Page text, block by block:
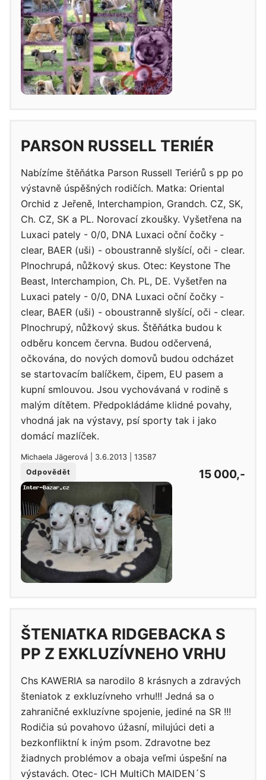
PARSON RUSSELL TERIÉR
Nabízíme štěňátka Parson Russell Teriérů s pp po
výstavně úspěšných rodičích. Matka: Oriental
Orchid z Jeřeně, Interchampion, Grandch. CZ, SK,
Ch. CZ, SK a PL. Norovací zkoušky. Vyšetřena na
Luxaci pately - 0/0, DNA Luxaci oční čočky -
clear, BAER (uši) - oboustranně slyšící, oči - clear.
Plnochrupá, nůžkový skus. Otec: Keystone The
Beast, Interchampion, Ch. PL, DE. Vyšetřen na
Luxaci pately - 0/0, DNA Luxaci oční čočky -
clear, BAER (uši) - oboustranně slyšící, oči - clear.
Plnochrupý, nůžkový skus. Štěňátka budou k
odběru koncem června. Budou odčervená,
očkována, do nových domovů budou odcházet
se startovacím balíčkem, čipem, EU pasem a
kupní smlouvou. Jsou vychovávaná v rodině s
malým dítětem. Předpokládáme klidné povahy,
vhodná jak na výstavy, psí sporty tak i jako
domácí mazlíček.
Michaela Jägerová | 3.6.2013 | 13587
Odpovědět
15 000,-
ŠTENIATKA RIDGEBACKA S
PP Z EXKLUZÍVNEHO VRHU
Chs KAWERIA sa narodilo 8 krásnych a zdravých
šteniatok z exkluzívneho vrhu!!! Jedná sa o
zahraničné exkluzívne spojenie, jediné na SR !!!
Rodičia sú povahovo úžasní, milujúci deti a
bezkonfliktní k iným psom. Zdravotne bez
žiadnych problémov a obaja veľmi úspešní na
výstavách. Otec- ICH MultiCh MAIDEN´S